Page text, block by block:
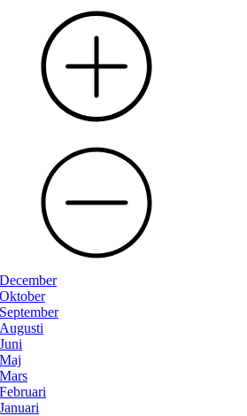
December
Oktober
September
Augusti
Juni
Maj
Mars
Februari
Januari